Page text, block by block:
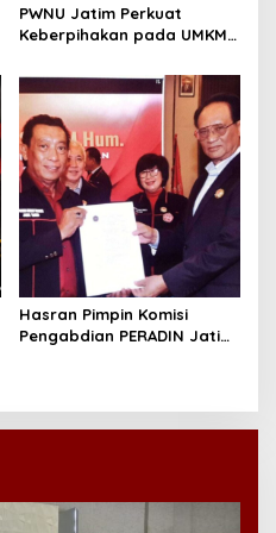
PWNU Jatim Perkuat
Keberpihakan pada UMKM
Hasran Pimpin Komisi
Pengabdian PERADIN Jatim,